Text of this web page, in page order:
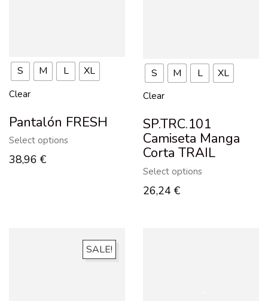
S M L XL
Clear
Pantalón FRESH
Select options
38,96 €
S M L XL
Clear
SP.TRC.101
Camiseta Manga
Corta TRAIL
Select options
26,24 €
SALE!